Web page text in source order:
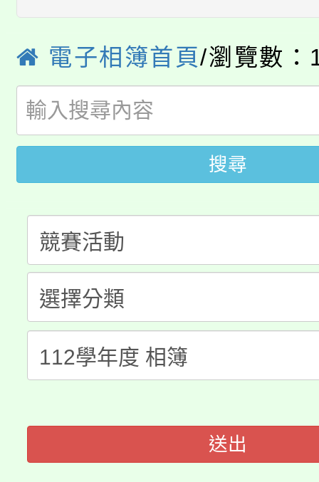
會
115年食農教育專業人
程
「本色祭」8/29、30在
場熱烈登場!
8/21下午1時於龍潭區
徵才活動。
YOUNG桃局內行報名
8月14至27日，桃園電
田徑場及游泳池舉行。
桃園市低收入戶享有免
視費優惠，中低收入戶
半價優惠，詳情可洽有
者。
大園自造教育及科技中
份教師增能研習
大溪自造教育及科技中
份教師研習
淨零綠生活教案入校路
會
115年食農教育專業人
電子相簿首頁/瀏覽數：
搜尋
送出